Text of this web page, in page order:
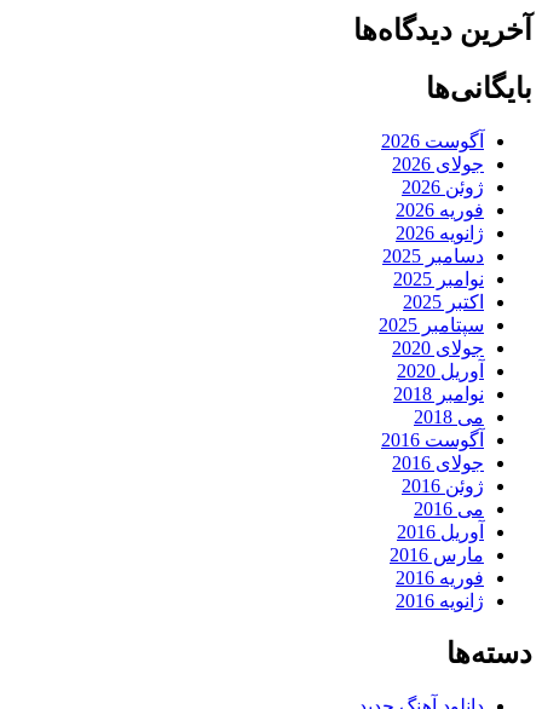
آخرین دیدگاه‌ها
بایگانی‌ها
آگوست 2026
جولای 2026
ژوئن 2026
فوریه 2026
ژانویه 2026
دسامبر 2025
نوامبر 2025
اکتبر 2025
سپتامبر 2025
جولای 2020
آوریل 2020
نوامبر 2018
می 2018
آگوست 2016
جولای 2016
ژوئن 2016
می 2016
آوریل 2016
مارس 2016
فوریه 2016
ژانویه 2016
دسته‌ها